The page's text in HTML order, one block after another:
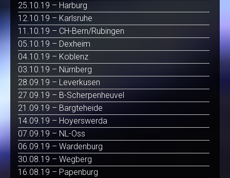
25.10.19 – Harburg
12.10.19 – Karlsruhe
11.10.19 – CH-Bern/Rubingen
05.10.19 – Dexheim
04.10.19 – Koblenz
03.10.19 – Nürnberg
28.09.19 – Leverkusen
27.09.19 – B-Scherpenheuvel
21.09.19 – Bargteheide
14.09.19 – Hoyerswerda
07.09.19 – NL-Oss
06.09.19 – Wardenburg
30.08.19 – Wegberg
16.08.19 – Papenburg